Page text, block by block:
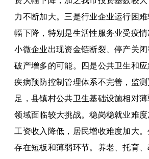
力不断加大。三是行业企业运行困
幅下降，特别是生活性服务业受疫
小微企业出现资金链断裂、停产关
破产增多的可能。四是公共卫生和应
疾病预防控制管理体系不完善，监
足，县镇村公共卫生基础设施相对
领域面临较大挑战。稳岗稳就业难
工资收入降低，居民增收难度加大
存在短板和薄弱环节。养老、托育